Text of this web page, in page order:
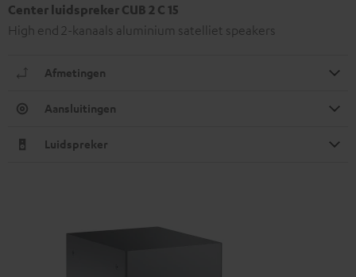
Center luidspreker CUB 2 C 15
High end 2-kanaals aluminium satelliet speakers
Afmetingen
Aansluitingen
Luidspreker